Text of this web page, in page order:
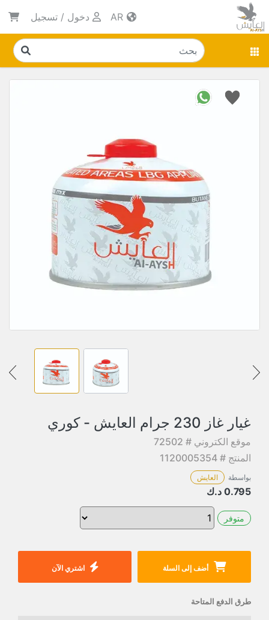
دخول / تسجيل
غيار غاز 230 جرام العايش - كوري
موقع الكتروني # 72502
المنتج # 1120005354
بواسطة العايش
0.795 د.ك
متوفر
أضف إلى السلة اشتري الآن
طرق الدفع المتاحة